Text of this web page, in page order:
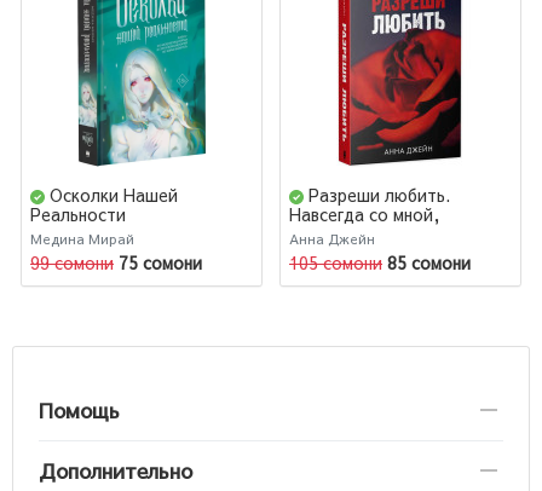
Осколки Нашей
Реальности
Медина Мирай
99 сомони 75 сомони
Разреши любить.
Навсегда со мной,
навсегда моя
(абстрактная)
Анна Джейн
105 сомони 85 сомони
Помощь
Дополнительно